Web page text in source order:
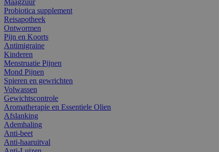
Probiotica supplement
Reisapotheek
Ontwormen
Pijn en Koorts
Antimigraine
Kinderen
Menstruatie Pijnen
Mond Pijnen
Spieren en gewrichten
Volwassen
Gewichtscontrole
Aromatherapie en Essentiele Olien
Afslanking
Ademhaling
Anti-beet
Anti-haaruitval